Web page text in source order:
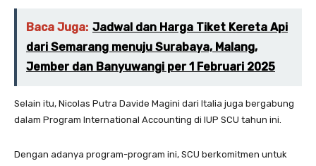
Baca Juga: Jadwal dan Harga Tiket Kereta Api
dari Semarang menuju Surabaya, Malang,
Jember dan Banyuwangi per 1 Februari 2025
Selain itu, Nicolas Putra Davide Magini dari Italia juga bergabung
dalam Program International Accounting di IUP SCU tahun ini.
Dengan adanya program-program ini, SCU berkomitmen untuk